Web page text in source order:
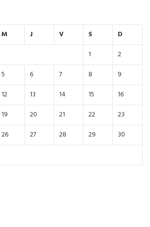
M J V S
D
1
2
5 6 7 8
9
12 13 14 15
16
19 20 21 22
23
26 27 28 29
30